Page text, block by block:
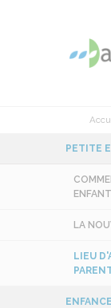
PETITE
ENFANT
LA
LIEU